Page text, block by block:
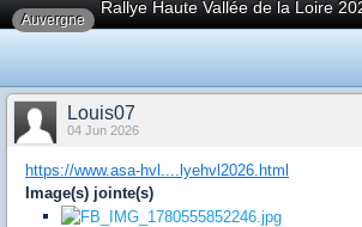
Auvergne
Rallye Haute Vallée de la Loire
Louis07
04 Jun 2026
https://www.asa-hvl....lyehvl2026.html
Image(s) jointe(s)